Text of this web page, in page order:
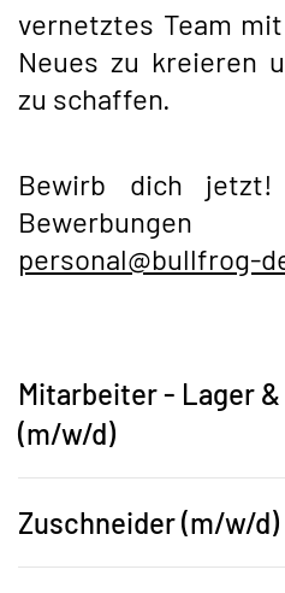
vernetztes Team
Neues zu kreieren
zu schaffen.
Bewirb dich
personal@bullfrog-
Mitarbeiter - Lager
(m/w/d)
Zuschneider (m/w/